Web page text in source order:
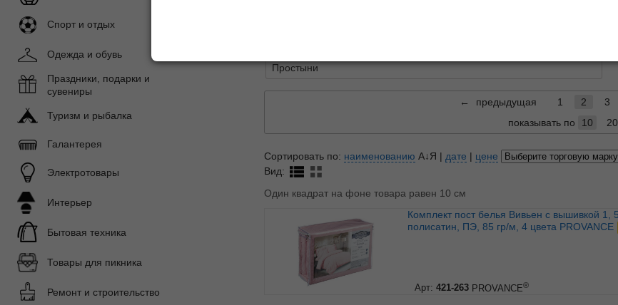
Простыни
← предыдущая 1 2 3
показывать по
10 20
Сортировать по: наименованию А↓Я | дате | цене
Вид:
Один квадрат на фоне товара равен 10 см
Комплект пост белья Вивьен с вышивкой 1, 5 (4пр. ),
полисатин, ПЭ, 85 гр/м, 4 цвета PROVANCE
Арт: 421-263 PROVANCE®
Спорт и отдых
Одежда и обувь
Праздники, подарки и
сувениры
Туризм и рыбалка
Галантерея
Электротовары
Интерьер
Бытовая техника
Товары для пикника
Ремонт и строительство